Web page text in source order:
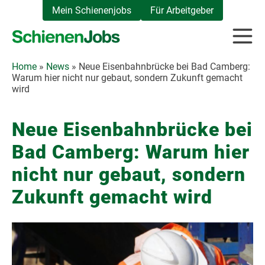
springen
Mein Schienenjobs Für Arbeitgeber
Home » News » Neue Eisenbahnbrücke bei Bad Camberg:
Warum hier nicht nur gebaut, sondern Zukunft gemacht
wird
Neue Eisenbahnbrücke bei
Bad Camberg: Warum hier
nicht nur gebaut, sondern
Zukunft gemacht wird